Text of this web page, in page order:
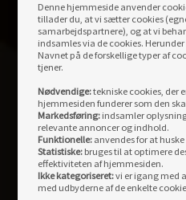
Denne hjemmeside anvender
tillader du, at vi sætter cookies
samarbejdspartnere), og at vi
indsamles via de cookies.
Navnet på de forskellige typer af
tjener.
Nødvendige:tekniske cookies, der
hjemmesiden funderer som den
Markedsføring: indsamler
relevante annoncer og indhold.
Funktionelle: anvendes for at
Statistiske: bruges til at optimere
effektiviteten af hjemmesiden.
Ikke kategoriseret:vi er igang med
med udbyderne af de enkelte
KONTAKTOS
Outdoornu.dk ApS
Fysisk butik:
Storegade 12
DK-6880 Tarm
Åbningstider fysisk butik:
man-fre: 10.00-17.30